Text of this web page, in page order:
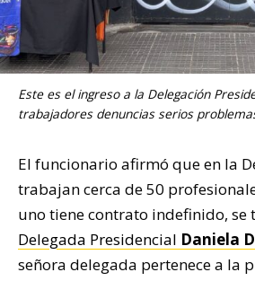
Este es el ingreso a la Delegación
trabajadores denuncias serios
El funcionario afirmó que en la
trabajan cerca de 50
uno tiene contrato indefinido, se
Delegada Presidencial Daniela
señora delegada pertenece a la